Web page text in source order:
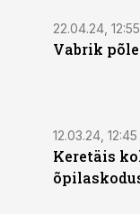
22.04.24, 12:55
Vabrik
12.03.24, 12:45
Keretäis